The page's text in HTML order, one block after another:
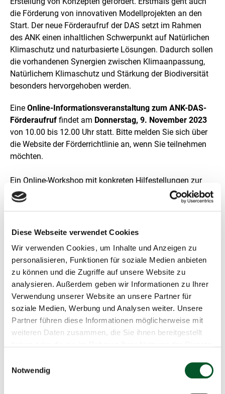
Diese Webseite verwendet Cookies
Wir verwenden Cookies, um Inhalte und Anzeigen zu
personalisieren, Funktionen für soziale Medien anbieten
zu können und die Zugriffe auf unsere Website zu
analysieren. Außerdem geben wir Informationen zu Ihrer
Verwendung unserer Website an unsere Partner für
soziale Medien, Werbung und Analysen weiter. Unsere
Partner führen diese Informationen möglicherweise mit
weiteren Daten zusammen, die Sie ihnen bereitgestellt
Notwendig
r
g
r
ö
ß
e
r
t
e
a
r
s
t
e
l
u
g
die Förderung von innovativen Modellprojekten an den
Start. Der neue Förderaufruf der DAS setzt im Rahmen
des ANK einen inhaltlichen Schwerpunkt auf Natürlichen
Klimaschutz und naturbasierte Lösungen. Dadurch sollen
die vorhandenen Synergien zwischen Klimaanpassung,
Natürlichem Klimaschutz und Stärkung der Biodiversität
besonders hervorgehoben werden.
Eine Online-Informationsveranstaltung zum ANK-DAS-
Förderaufruf findet am Donnerstag, 9. November 2023
von 10.00 bis 12.00 Uhr statt. Bitte melden Sie sich über
die Website der Förderrichtlinie an, wenn Sie teilnehmen
möchten.
Ein Online-Workshop mit konkreten Hilfestellungen zur
Antragstellung ist für November geplant. Auf dieser
Webseite werden Informationen dazu rechtzeitig bekannt
dieRegistrierungsmöglichkeit , um informiert zu werden.
Informationen zum kommenden ANK-DAS-Antragsfenster
finden Sie auf derANK-DAS-Förderaufruf-Seite.
Schnellinfo